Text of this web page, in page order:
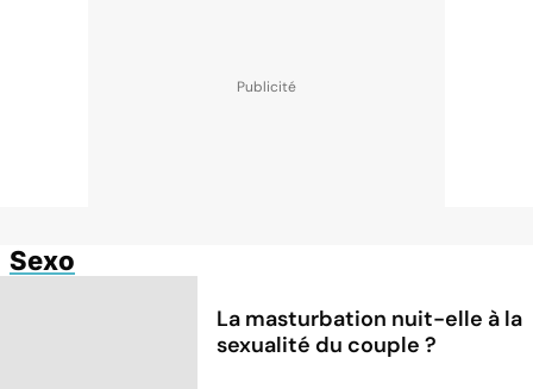
Sexo
La masturbation nuit-elle à la
sexualité du couple ?